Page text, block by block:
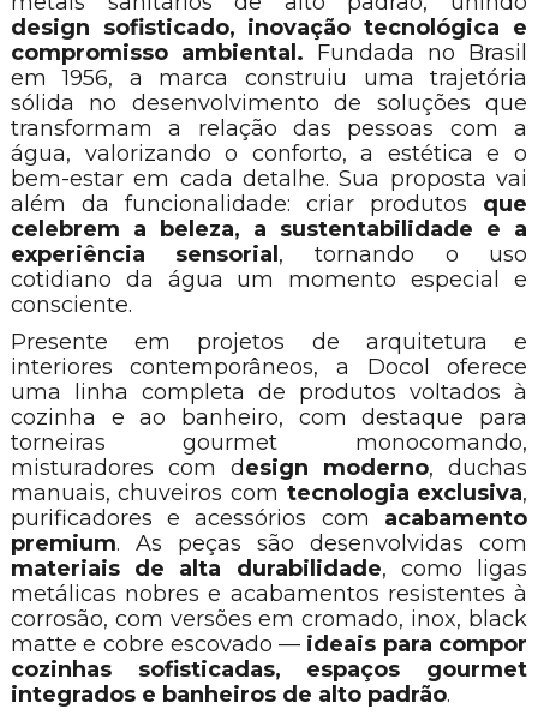
design sofisticado, inovação tecnológica e
compromisso ambiental. Fundada no Brasil
em 1956, a marca construiu uma trajetória
sólida no desenvolvimento de soluções que
transformam a relação das pessoas com a
água, valorizando o conforto, a estética e o
bem-estar em cada detalhe. Sua proposta vai
além da funcionalidade: criar produtos que
celebrem a beleza, a sustentabilidade e a
experiência sensorial, tornando o uso
cotidiano da água um momento especial e
consciente.
Presente em projetos de arquitetura e
interiores contemporâneos, a Docol oferece
uma linha completa de produtos voltados à
cozinha e ao banheiro, com destaque para
torneiras gourmet monocomando,
misturadores com design moderno, duchas
manuais, chuveiros com tecnologia exclusiva,
purificadores e acessórios com acabamento
premium. As peças são desenvolvidas com
materiais de alta durabilidade, como ligas
metálicas nobres e acabamentos resistentes à
corrosão, com versões em cromado, inox, black
matte e cobre escovado — ideais para compor
cozinhas sofisticadas, espaços gourmet
integrados e banheiros de alto padrão.